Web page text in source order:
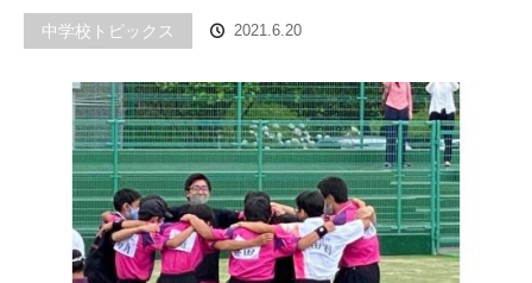
中学校トピックス 2021.6.20